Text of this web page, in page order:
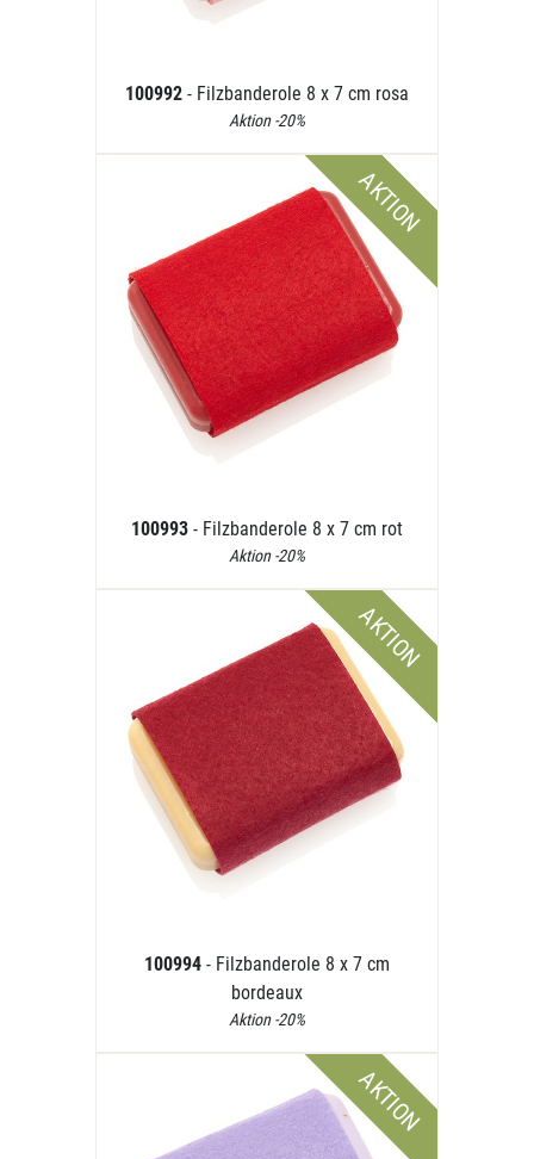
100992 - Filzbanderole 8 x 7 cm rosa
Aktion -20%
AKTION
100993 - Filzbanderole 8 x 7 cm rot
Aktion -20%
AKTION
100994 - Filzbanderole 8 x 7 cm
bordeaux
Aktion -20%
AKTION